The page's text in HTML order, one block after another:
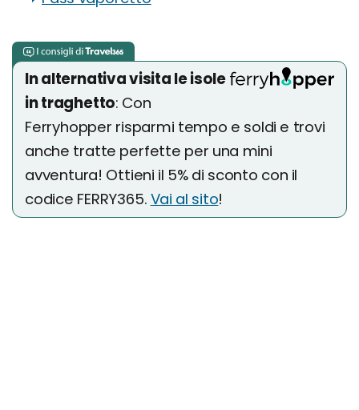
In alternativa visita le isole
in traghetto: Con
Ferryhopper risparmi tempo e soldi e trovi
anche tratte perfette per una mini
avventura! Ottieni il 5% di sconto con il
codice FERRY365. Vai al sito!